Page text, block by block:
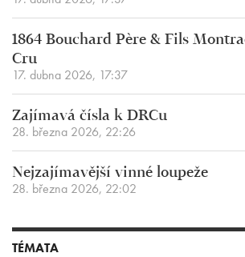
1864 Bouchard Père & Fils
Cru
17. dubna 2026, 17:37
Zajímavá čísla k DRCu
28. března 2026, 22:26
Nejzajímavější vinné loupeže
28. března 2026, 22:02
TÉMATA